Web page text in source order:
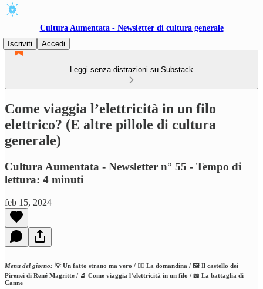
Cultura Aumentata - Newsletter di cultura generale
Iscriviti
Accedi
Leggi senza distrazioni su Substack
Come viaggia l’elettricità in un filo
elettrico? (E altre pillole di cultura
generale)
Cultura Aumentata - Newsletter n° 55 - Tempo di
lettura: 4 minuti
feb 15, 2024
Menu del giorno: 💡 Un fatto strano ma vero / 🕵️‍♂️ La domandina / 🖼️ Il castello dei
Pirenei di René Magritte / 🔬 Come viaggia l’elettricità in un filo / 📖 La battaglia di
Canne